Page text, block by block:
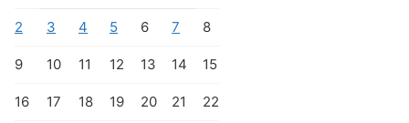
2 3 4 5 6 7 8
9 10 11 12 13 14 15
16 17 18 19 20 21 22